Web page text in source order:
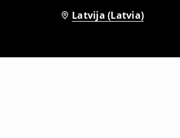
Latvija (Latvia)